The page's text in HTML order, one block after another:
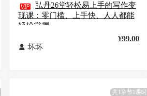
 弘丹26堂轻松易上手的写作变
现课：零门槛、上手快、人人都能
轻松掌握
 坏坏
¥99.00
共1章节1课时